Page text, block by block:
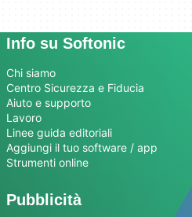
Info su Softonic
Chi siamo
Centro Sicurezza e Fiducia
Aiuto e supporto
Lavoro
Linee guida editoriali
Aggiungi il tuo software / app
Strumenti online
Pubblicità